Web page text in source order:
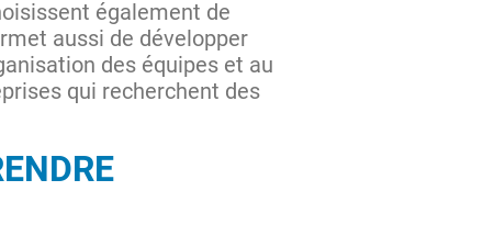
également de
aussi de développer
des équipes et au
qui recherchent des